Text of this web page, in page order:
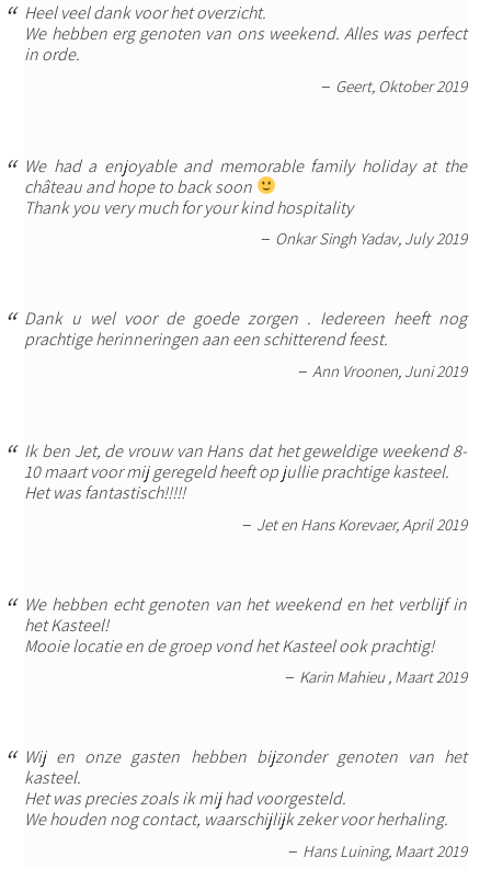
Heel veel dank voor het overzicht.
We hebben erg genoten van ons weekend. Alles was perfect
in orde.
Geert, Oktober 2019
We had a enjoyable and memorable family holiday at the
château and hope to back soon
Thank you very much for your kind hospitality
Onkar Singh Yadav, July 2019
Dank u wel voor de goede zorgen . Iedereen heeft nog
prachtige herinneringen aan een schitterend feest.
Ann Vroonen, Juni 2019
Ik ben Jet, de vrouw van Hans dat het geweldige weekend 8-
10 maart voor mij geregeld heeft op jullie prachtige kasteel.
Het was fantastisch!!!!!
Jet en Hans Korevaer, April 2019
We hebben echt genoten van het weekend en het verblijf in
het Kasteel!
Mooie locatie en de groep vond het Kasteel ook prachtig!
Karin Mahieu , Maart 2019
Wij en onze gasten hebben bijzonder genoten van het
kasteel.
Het was precies zoals ik mij had voorgesteld.
We houden nog contact, waarschijlijk zeker voor herhaling.
Hans Luining, Maart 2019